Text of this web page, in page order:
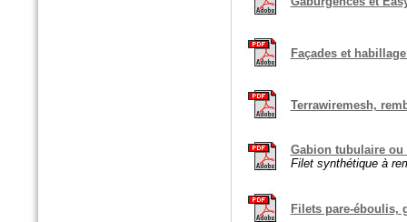
Façades et
Terrawiremesh,
Gabion tubulaire
Filet synthétique à
Filets pare-éboulis,